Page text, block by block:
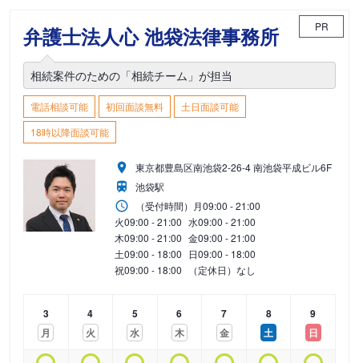
弁護士法人心 池袋法律事務所 PR
相続案件のための「相続チーム」が担当
電話相談可能 初回面談無料
土日面談可能
18時以降面談可能
東京都豊島区南池袋2-26-4 南池袋平成ビル6F
池袋駅
（受付時間） 月09:00 - 21:00
火09:00 - 21:00 水09:00 - 21:00
木09:00 - 21:00 金09:00 - 21:00
土09:00 - 18:00 日09:00 - 18:00
祝09:00 - 18:00 （定休日）なし
3
月
4
火
5
水
6
木
7
金
8
土
9
日